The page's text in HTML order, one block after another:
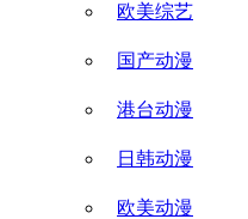
欧美综艺
国产动漫
港台动漫
日韩动漫
欧美动漫